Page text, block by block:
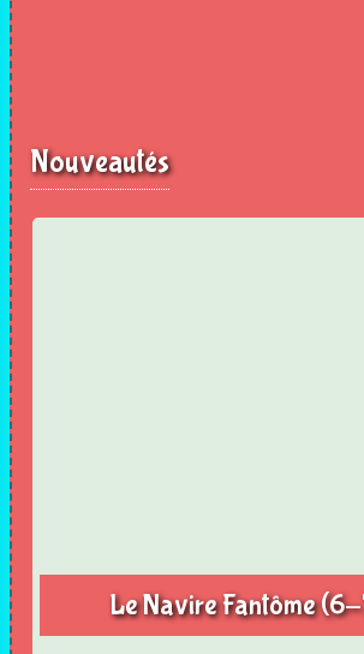
Nouveautés
Le Navire Fantôme